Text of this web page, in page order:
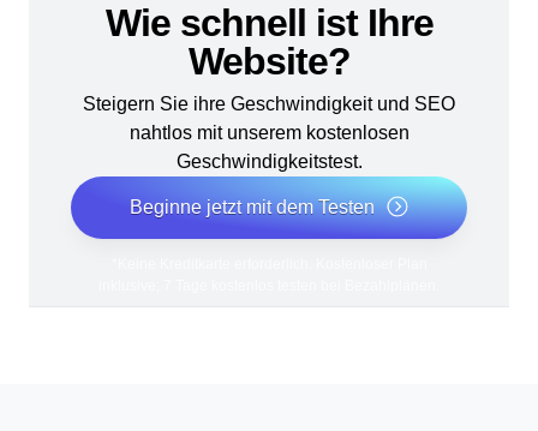
Wie schnell ist Ihre
Website?
Steigern Sie ihre Geschwindigkeit und SEO
nahtlos mit unserem kostenlosen
Geschwindigkeitstest.
Beginne jetzt mit dem Testen